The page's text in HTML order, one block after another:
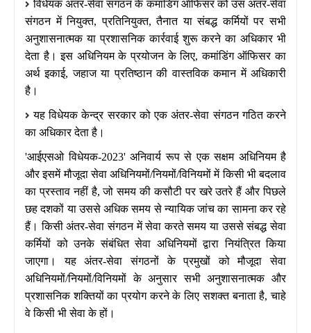
विधेयक अंतर-सेवा संगठन के कमांडिंग ऑफिसर को उस अंतर-सेवा
संगठन में नियुक्त,प्रतिनियुक्त,तैनात या संबद्ध कर्मियों पर सभी
अनुशासनात्मक या प्रशासनिक कार्रवाई शुरू करने का अधिकार भी
देता है। इस अधिनियम के प्रयोजन के लिए,कमांडिंग ऑफिसर का
अर्थ इकाई,जहाज या प्रतिष्ठान की वास्तविक कमान में अधिकारी
है।
यह विधेयक केन्द्र सरकार को एक अंतर-सेवा संगठन गठित करने
का अधिकार देता है।
'आईएसओ विधेयक-2023' अनिवार्य रूप से एक सक्षम अधिनियम है
और इसमें मौजूदा सेवा अधिनियमों/नियमों/विनियमों में किसी भी बदलाव
का प्रस्ताव नहीं है,जो समय की कसौटी पर खरे उतरे हैं और पिछले
छह दशकों या उससे अधिक समय से न्यायिक जांच का सामना कर रहे
हैं। किसी अंतर-सेवा संगठन में सेवा करते समय या उससे संबद्ध सेवा
कर्मियों को उनके संबंधित सेवा अधिनियमों द्वारा नियंत्रित किया
जाएगा। यह अंतर-सेवा संगठनों के प्रमुखों को मौजूदा सेवा
अधिनियमों/नियमों/विनियमों के अनुसार सभी अनुशासनात्मक और
प्रशासनिक शक्तियों का प्रयोग करने के लिए सशक्त बनाता है,चाहे
वे किसी भी सेवा के हों।